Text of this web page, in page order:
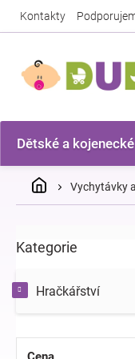
Kontakty
Dětské a
DomůVychytávky
o
t
r
n
Přeskočit
Kategorie
Hračkářství